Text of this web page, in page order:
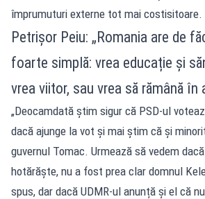
împrumuturi externe tot mai costisitoare.
Petrișor Peiu: „Romania are de
foarte simplă: vrea educație și
vrea viitor, sau vrea să rămână în
„Deocamdată știm sigur că PSD-ul
dacă ajunge la vot și mai știm că și
guvernul Tomac. Urmează să vedem
hotărăște, nu a fost prea clar domnul
spus, dar dacă UDMR-ul anunță și el că